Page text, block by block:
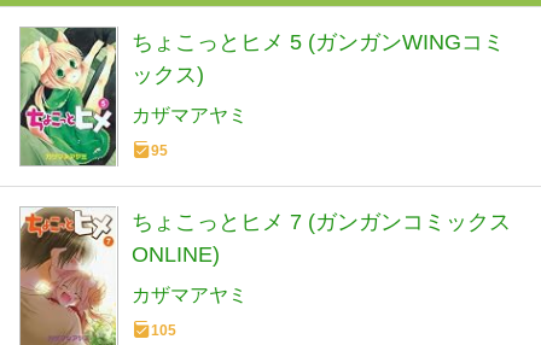
ちょこっとヒメ 5 (ガンガンWINGコミ
ックス)
カザマアヤミ
95
ちょこっとヒメ 7 (ガンガンコミックス
ONLINE)
カザマアヤミ
105